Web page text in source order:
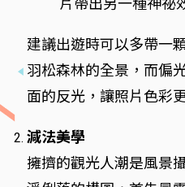
片帶出另一種神祕
建議出遊時可以多帶一
羽松森林的全景，而偏
面的反光，讓照片色彩
減法美學
擁擠的觀光人潮是風景